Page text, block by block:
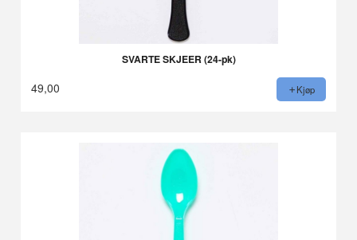
SVARTE SKJEER (24-pk)
49,00 Kjøp